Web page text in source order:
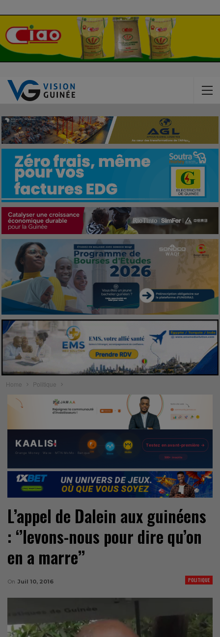
Home Politique
L’appel de Dalein aux guinéens
: ‘’levons-nous pour dire qu’on
en a marre’’
POLITIQUE
On Juil 10, 2016